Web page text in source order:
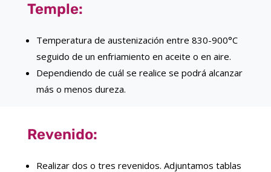
Temple:
Temperatura de austenización entre 830-900°C
seguido de un enfriamiento en aceite o en aire.
Dependiendo de cuál se realice se podrá alcanzar
más o menos dureza.
Revenido:
Realizar dos o tres revenidos. Adjuntamos tablas